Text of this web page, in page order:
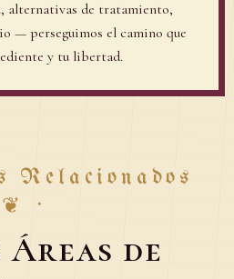
alternativas de tratamiento,
— perseguimos el camino que
y tu libertad.
Relacionados
❦
·
de